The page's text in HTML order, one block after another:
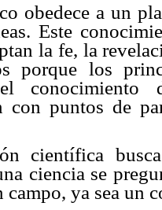
obedece a un
Este
la fe, la
porque los
con puntos de
científica
ciencia se
campo, ya sea un